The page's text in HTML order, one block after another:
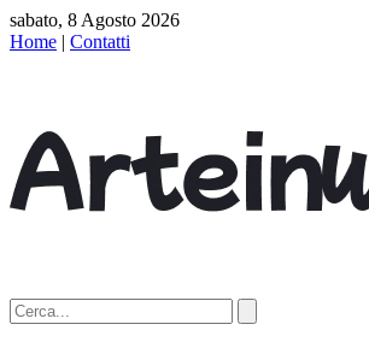
sabato, 8 Agosto 2026
Home | Contatti